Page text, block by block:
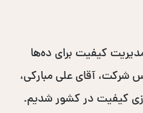
کیفیت برای ده‌ها
آقای علی مبارکی،
کیفیت در کشور شدیم.